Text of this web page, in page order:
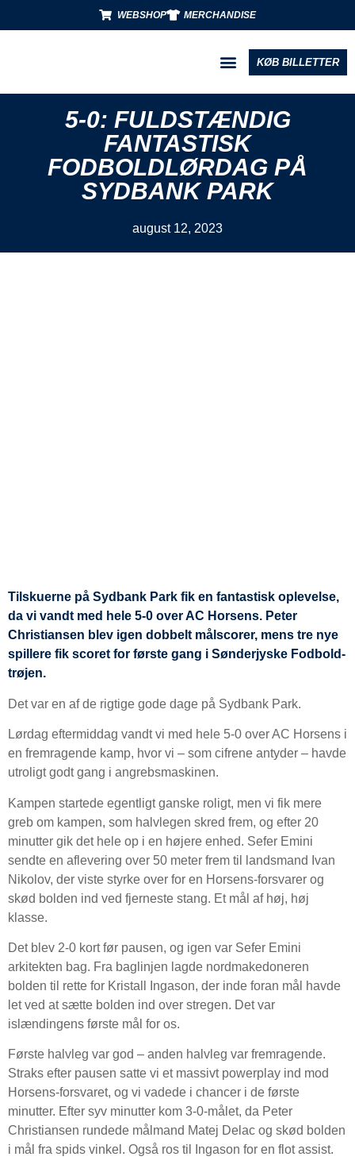
WEBSHOP MERCHANDISE
KØB BILLETTER
5-0: FULDSTÆNDIG
FANTASTISK
FODBOLDLØRDAG PÅ
SYDBANK PARK
august 12, 2023
Tilskuerne på Sydbank Park fik en fantastisk oplevelse,
da vi vandt med hele 5-0 over AC Horsens. Peter
Christiansen blev igen dobbelt målscorer, mens tre nye
spillere fik scoret for første gang i Sønderjyske Fodbold-
trøjen.
Det var en af de rigtige gode dage på Sydbank Park.
Lørdag eftermiddag vandt vi med hele 5-0 over AC Horsens i
en fremragende kamp, hvor vi – som cifrene antyder – havde
utroligt godt gang i angrebsmaskinen.
Kampen startede egentligt ganske roligt, men vi fik mere
greb om kampen, som halvlegen skred frem, og efter 20
minutter gik det hele op i en højere enhed. Sefer Emini
sendte en aflevering over 50 meter frem til landsmand Ivan
Nikolov, der viste styrke over for en Horsens-forsvarer og
skød bolden ind ved fjerneste stang. Et mål af høj, høj
klasse.
Det blev 2-0 kort før pausen, og igen var Sefer Emini
arkitekten bag. Fra baglinjen lagde nordmakedoneren
bolden til rette for Kristall Ingason, der inde foran mål havde
let ved at sætte bolden ind over stregen. Det var
islændingens første mål for os.
Første halvleg var god – anden halvleg var fremragende.
Straks efter pausen satte vi et massivt powerplay ind mod
Horsens-forsvaret, og vi vadede i chancer i de første
minutter. Efter syv minutter kom 3-0-målet, da Peter
Christiansen rundede målmand Matej Delac og skød bolden
i mål fra spids vinkel. Også ros til Ingason for en flot assist.